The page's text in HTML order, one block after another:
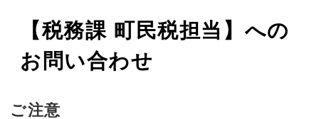
【税務課 町民税担当】への
お問い合わせ
ご注意